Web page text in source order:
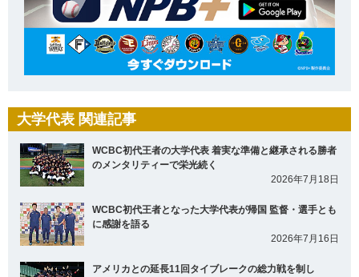
大学代表 関連記事
WCBC初代王者の大学代表 着実な準備と継承される勝者
のメンタリティーで栄光続く
2026年7月18日
WCBC初代王者となった大学代表が帰国 監督・選手とも
に感謝を語る
2026年7月16日
アメリカとの延長11回タイブレークの総力戦を制し